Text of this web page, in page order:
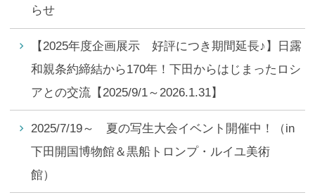
らせ
【2025年度企画展示 好評につき期間延長♪】日露
和親条約締結から170年！下田からはじまったロシ
アとの交流【2025/9/1～2026.1.31】
2025/7/19～ 夏の写生大会イベント開催中！（in
下田開国博物館＆黒船トロンプ・ルイユ美術
館）